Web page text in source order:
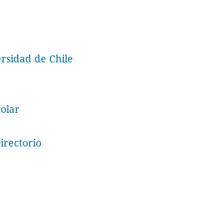
de Chile